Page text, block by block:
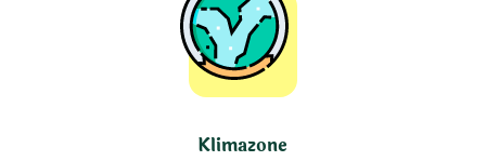
Klimazone